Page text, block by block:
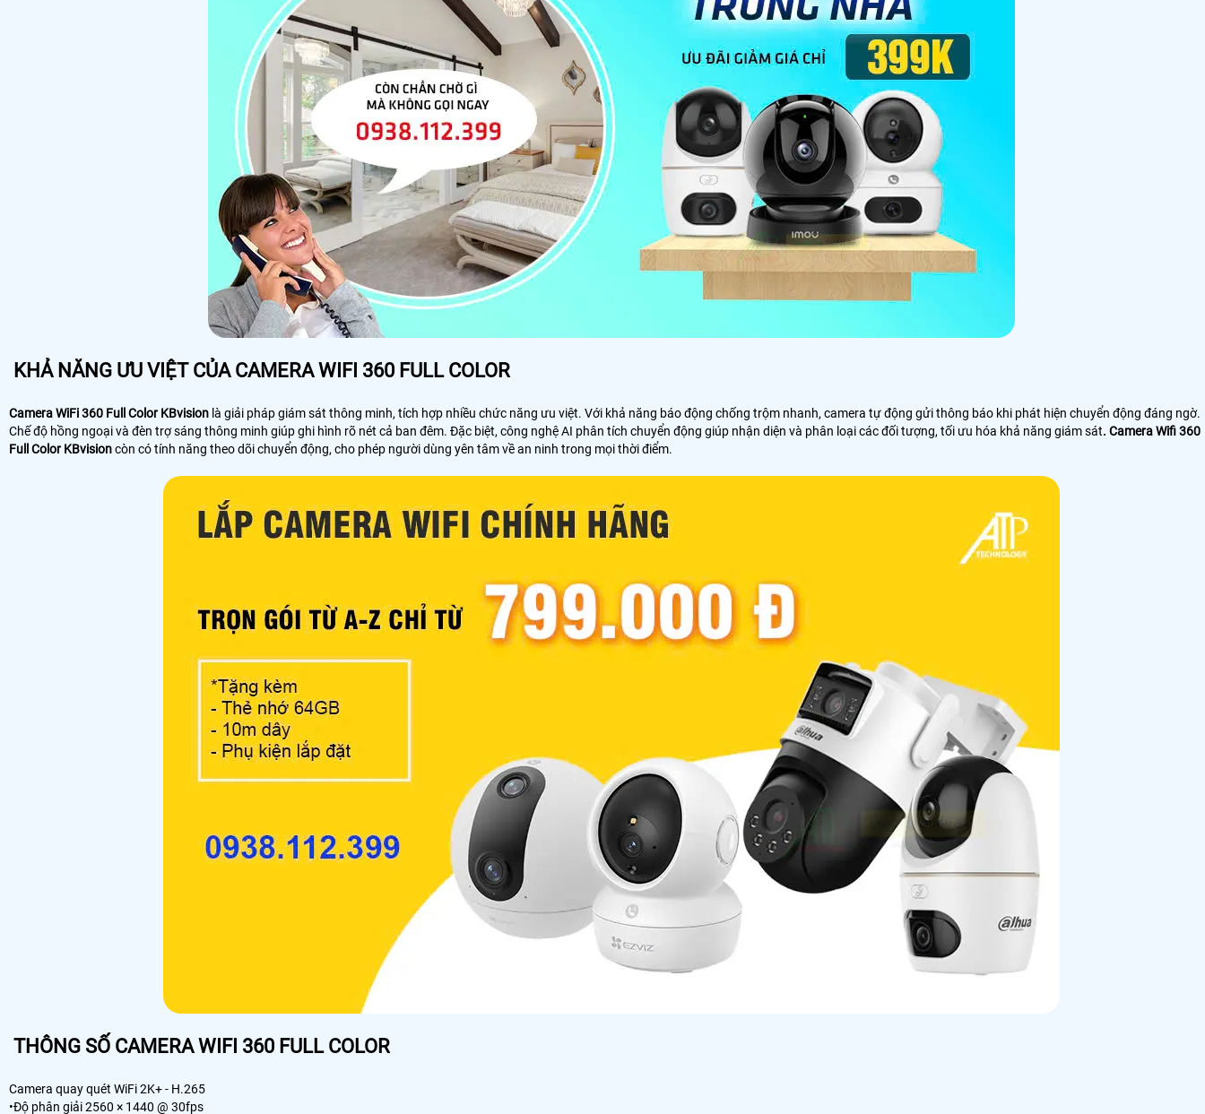
KHẢ NĂNG ƯU VIỆT CỦA CAMERA WIFI 360 FULL COLOR
Camera WiFi 360 Full Color KBvision là giải pháp giám sát thông minh, tích hợp nhiều chức năng ưu việt. Với khả năng báo động chống trộm nhanh, camera tự động gửi thông báo khi phát hiện chuyển động đáng ngờ.
Chế độ hồng ngoại và đèn trợ sáng thông minh giúp ghi hình rõ nét cả ban đêm. Đặc biệt, công nghệ AI phân tích chuyển động giúp nhận diện và phân loại các đối tượng, tối ưu hóa khả năng giám sát. Camera Wifi 360
Full Color KBvisioncòn có tính năng theo dõi chuyển động, cho phép người dùng yên tâm về an ninh trong mọi thời điểm.
THÔNG SỐ CAMERA WIFI 360 FULL COLOR
Camera quay quét WiFi 2K+ - H.265
•Độ phân giải 2560 × 1440 @ 30fps